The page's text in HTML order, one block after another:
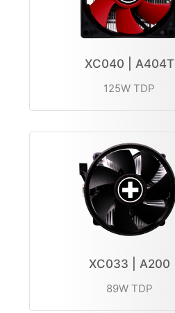
XC040 | A404T
125W TDP
XC033 | A200
89W TDP